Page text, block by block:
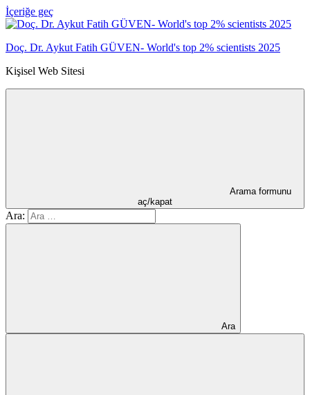
İçeriğe geç
Doç. Dr. Aykut Fatih GÜVEN- World's top 2% scientists 2025
Kişisel Web Sitesi
Arama formunu
aç/kapat
Ara:
Ara